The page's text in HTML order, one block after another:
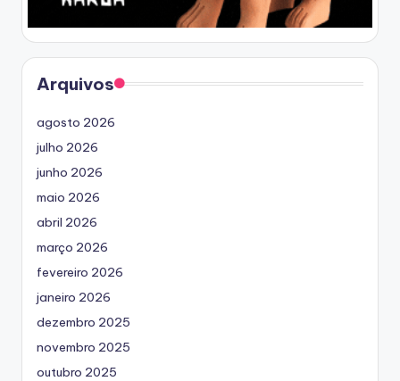
Arquivos
agosto 2026
julho 2026
junho 2026
maio 2026
abril 2026
março 2026
fevereiro 2026
janeiro 2026
dezembro 2025
novembro 2025
outubro 2025